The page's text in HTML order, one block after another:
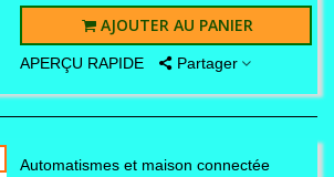
AJOUTER AU PANIER
APERÇU RAPIDE Partager
Automatismes et maison connectée